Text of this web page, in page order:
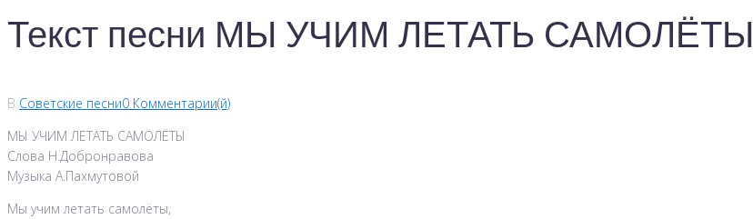
Текст песни МЫ УЧИМ ЛЕТАТЬ САМОЛЁТЫ
В Советские песни0 Комментарии(й)
МЫ УЧИМ ЛЕТАТЬ САМОЛЁТЫ
Слова Н.Добронравова
Музыка А.Пахмутовой
Мы учим летать самолёты,